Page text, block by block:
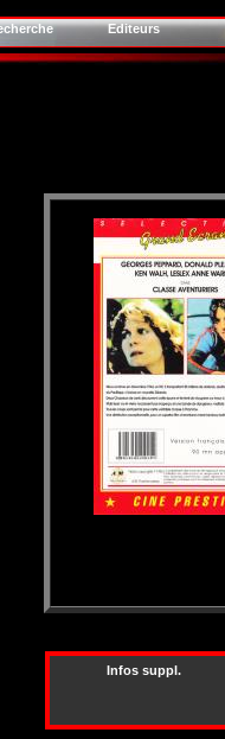
Editeurs
Infos suppl.